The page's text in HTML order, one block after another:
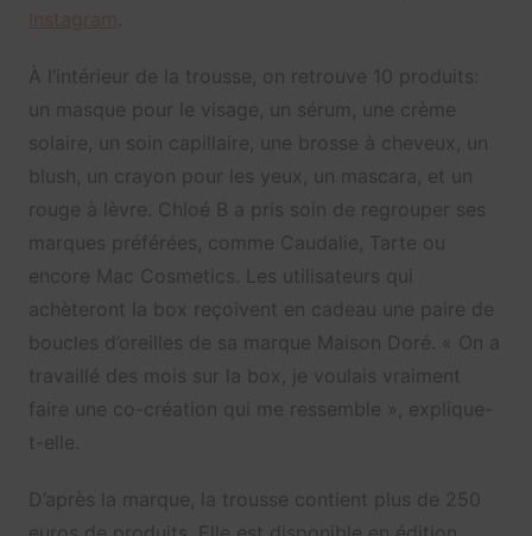
À l’intérieur de la trousse, on retrouve 10 produits:
un masque pour le visage, un sérum, une crème
solaire, un soin capillaire, une brosse à cheveux, un
blush, un crayon pour les yeux, un mascara, et un
rouge à lèvre. Chloé B a pris soin de regrouper ses
marques préférées, comme Caudalie, Tarte ou
encore Mac Cosmetics. Les utilisateurs qui
achèteront la box reçoivent en cadeau une paire de
boucles d’oreilles de sa marque Maison Doré. « On a
travaillé des mois sur la box, je voulais vraiment
faire une co-création qui me ressemble », explique-
t-elle.
D’après la marque, la trousse contient plus de 250